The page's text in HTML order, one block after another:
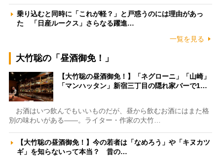
乗り込むと同時に「これが軽？」と戸惑うのには理由があっ
た 「日産ルークス」さらなる躍進…
一覧を見る
大竹聡の「昼酒御免！」
【大竹聡の昼酒御免！】「ネグローニ」「山崎」
「マンハッタン」新宿三丁目の隠れ家バーで1…
お酒はいつ飲んでもいいものだが、昼から飲むお酒にはまた格
別の味わいがある――。ライター・作家の大竹…
【大竹聡の昼酒御免！】今の若者は「なめろう」や「キヌカツ
ギ」を知らないって本当？ 昔の…